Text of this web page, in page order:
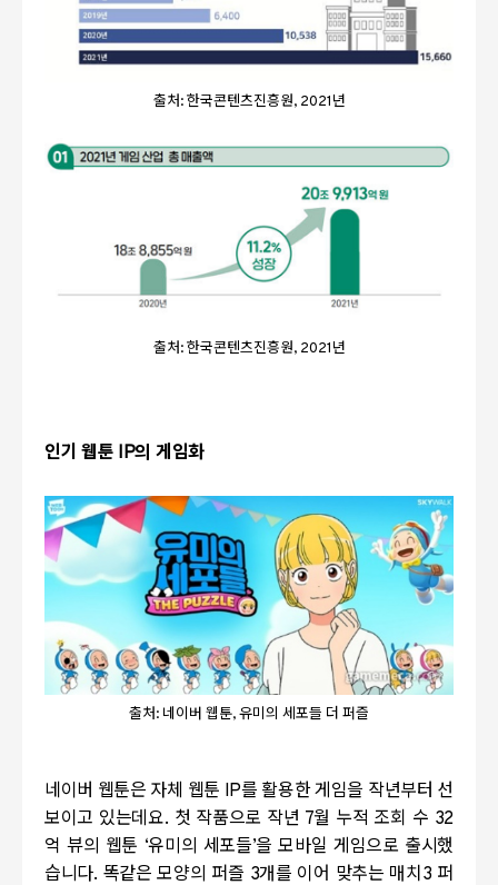
출처: 한국콘텐츠진흥원, 2021년
출처: 한국콘텐츠진흥원, 2021년
인기 웹툰 IP의 게임화
출처: 네이버 웹툰, 유미의 세포들 더 퍼즐
네이버 웹툰은 자체 웹툰 IP를 활용한 게임을 작년부터 선
보이고 있는데요. 첫 작품으로 작년 7월 누적 조회 수 32
억 뷰의 웹툰 ‘유미의 세포들’을 모바일 게임으로 출시했
습니다. 똑같은 모양의 퍼즐 3개를 이어 맞추는 매치3 퍼